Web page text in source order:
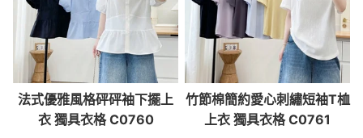
法式優雅風格砰砰袖下擺上
衣 獨具衣格 C0760
竹節棉簡約愛心刺繡短袖T桖
上衣 獨具衣格 C0761